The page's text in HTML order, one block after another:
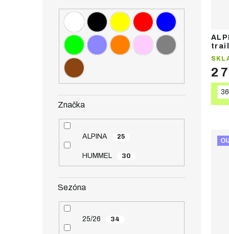
Značka
ALPINA 25
HUMMEL 30
Sezóna
25/26 34
2
36